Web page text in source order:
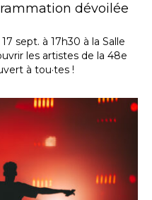
dévoilée
sept. à 17h30 à la Salle
les artistes de la 48e
à tou·tes !